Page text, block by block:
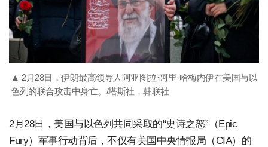
▲ 2月28日，伊朗最高领导人阿亚图拉·阿里·哈梅内伊在美国与以
色列的联合攻击中身亡。/塔斯社，韩联社
2月28日，美国与以色列共同采取的“史诗之怒”（Epic
Fury）军事行动背后，不仅有美国中央情报局（CIA）的